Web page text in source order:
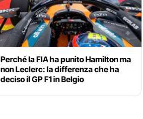
Perché la FIA ha punito Hamilton ma
non Leclerc: la differenza che ha
deciso il GP F1 in Belgio